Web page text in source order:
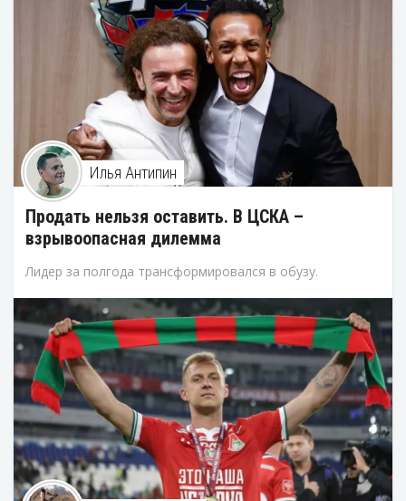
Илья Антипин
Продать нельзя оставить. В ЦСКА –
взрывоопасная дилемма
Лидер за полгода трансформировался в обузу.